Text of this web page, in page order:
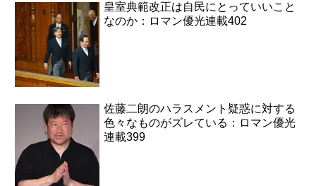
皇室典範改正は自民にとっていいこと
なのか：ロマン優光連載402
佐藤二朗のハラスメント疑惑に対する
色々なものがズレている：ロマン優光
連載399